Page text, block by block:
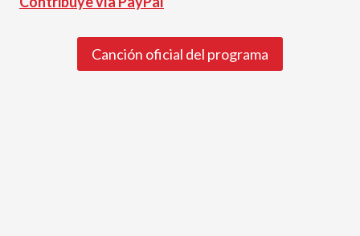
Canción oficial del programa